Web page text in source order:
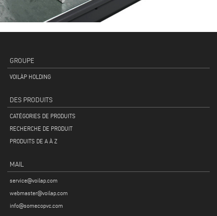
GROUPE
VOILÀP HOLDING
DES PRODUITS
CATÉGORIES DE PRODUITS
RECHERCHE DE PRODUIT
PRODUITS DE A À Z
MAIL
service@voilap.com
webmaster@voilap.com
info@somecopvc.com